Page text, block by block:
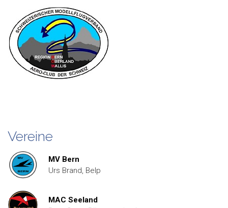
Vereine
MV Bern
Urs Brand, Belp
MAC Seeland